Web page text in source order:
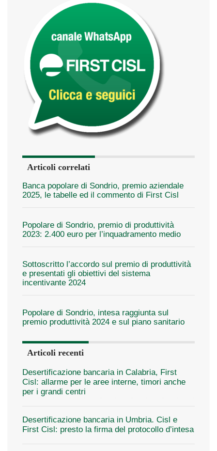
Articoli correlati
Banca popolare di Sondrio, premio aziendale
2025, le tabelle ed il commento di First Cisl
Popolare di Sondrio, premio di produttività
2023: 2.400 euro per l’inquadramento medio
Sottoscritto l’accordo sul premio di produttività
e presentati gli obiettivi del sistema
incentivante 2024
Popolare di Sondrio, intesa raggiunta sul
premio produttività 2024 e sul piano sanitario
Articoli recenti
Desertificazione bancaria in Calabria, First
Cisl: allarme per le aree interne, timori anche
per i grandi centri
Desertificazione bancaria in Umbria. Cisl e
First Cisl: presto la firma del protocollo d’intesa